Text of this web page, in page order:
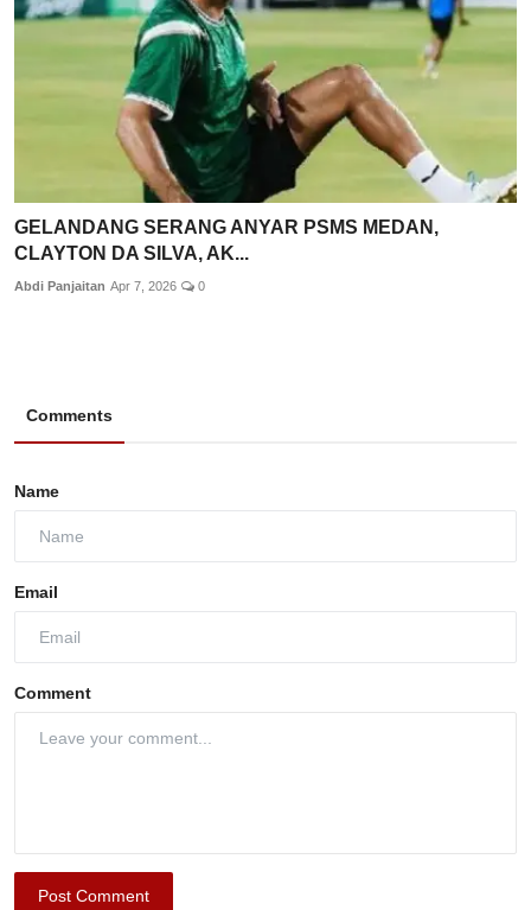
GELANDANG SERANG ANYAR PSMS MEDAN,
CLAYTON DA SILVA, AK...
Abdi Panjaitan Apr 7, 2026 0
Comments
Name
Email
Comment
Post Comment